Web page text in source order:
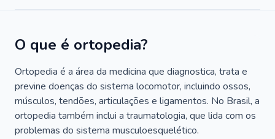
O que é ortopedia?
Ortopedia é a área da medicina que diagnostica, trata e
previne doenças do sistema locomotor, incluindo ossos,
músculos, tendões, articulações e ligamentos. No Brasil, a
ortopedia também inclui a traumatologia, que lida com os
problemas do sistema musculoesquelético.